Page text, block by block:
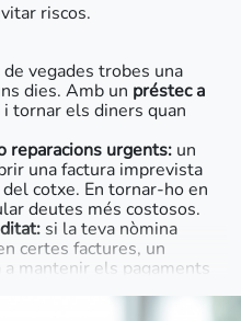
riscos.
de vegades trobes una
dies. Amb un préstec a
tornar els diners quan
reparacions urgents: un
una factura imprevista
cotxe. En tornar-ho en
deutes més costosos.
si la teva nòmina
certes factures, un
mantenir els pagaments
perquè coincideixi amb